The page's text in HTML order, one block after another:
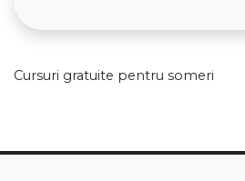
Cursuri gratuite pentru someri